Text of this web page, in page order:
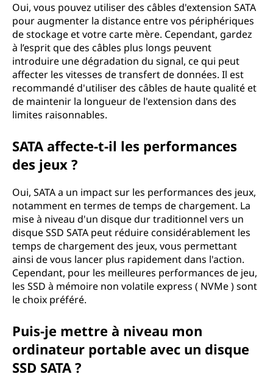
Oui, vous pouvez utiliser des câbles d'extension SATA
pour augmenter la distance entre vos périphériques
de stockage et votre carte mère. Cependant, gardez
à l’esprit que des câbles plus longs peuvent
introduire une dégradation du signal, ce qui peut
affecter les vitesses de transfert de données. Il est
recommandé d'utiliser des câbles de haute qualité et
de maintenir la longueur de l'extension dans des
limites raisonnables.
SATA affecte-t-il les performances
des jeux ?
Oui, SATA a un impact sur les performances des jeux,
notamment en termes de temps de chargement. La
mise à niveau d'un disque dur traditionnel vers un
disque SSD SATA peut réduire considérablement les
temps de chargement des jeux, vous permettant
ainsi de vous lancer plus rapidement dans l'action.
Cependant, pour les meilleures performances de jeu,
les SSD à mémoire non volatile express ( NVMe ) sont
le choix préféré.
Puis-je mettre à niveau mon
ordinateur portable avec un disque
SSD SATA ?